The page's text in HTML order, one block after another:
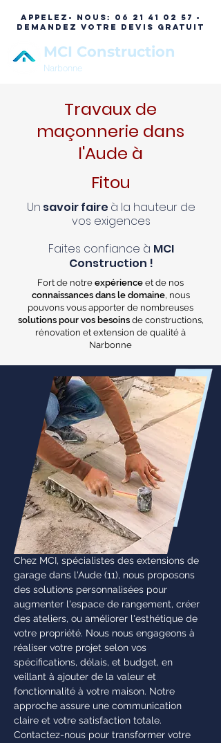
APPELEZ- NOUS:
06 21 41 02 57 -
DEMANDEZ VOTRE DEVIS GRATUIT
MCI Construction
Narbonne
Travaux de
maçonnerie dans
l'Aude à
Fitou
Un savoir faire à la hauteur de
vos exigences
Faites confiance à MCI
Construction !
Fort de notre expérience et de nos
connaissances dans le domaine, nous
pouvons vous apporter de nombreuses
solutions pour vos besoinsde constructions,
rénovation et extension de qualité à
Narbonne
Chez MCI, spécialistes des extensions de
garage dans l'Aude (11), nous proposons
des solutions personnalisées pour
augmenter l'espace de rangement, créer
des ateliers, ou améliorer l'esthétique de
votre propriété. Nous nous engageons à
réaliser votre projet selon vos
spécifications, délais, et budget, en
veillant à ajouter de la valeur et
fonctionnalité à votre maison. Notre
approche assure une communication
claire et votre satisfaction totale.
Contactez-nous pour transformer votre